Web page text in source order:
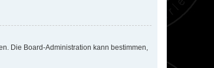
Die Board-Administration kann bestimmen,